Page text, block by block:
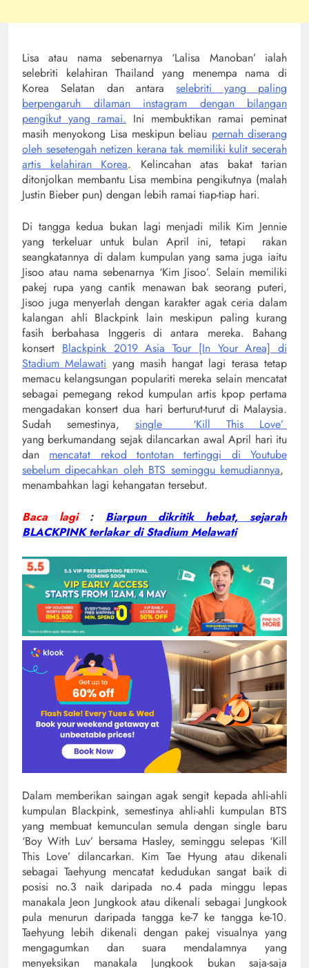
Lisa atau nama sebenarnya ‘Lalisa Manoban’ ialah
selebriti kelahiran Thailand yang menempa nama di
Korea Selatan dan antaraselebriti yang paling
berpengaruh dilaman instagram dengan bilangan
pengikut yang ramai. Ini membuktikan ramai peminat
masih menyokong Lisa meskipun beliau pernah diserang
oleh sesetengah netizen kerana tak memiliki kulit secerah
artis kelahiran Korea. Kelincahan atas bakat tarian
ditonjolkan membantu Lisa membina pengikutnya (malah
Justin Bieber pun) dengan lebih ramai tiap-tiap hari.
Di tangga kedua bukan lagi menjadi milik Kim Jennie
yang terkeluar untuk bulan April ini, tetapi rakan
seangkatannya di dalam kumpulan yang sama juga iaitu
Jisoo atau nama sebenarnya ‘Kim Jisoo’. Selain memiliki
pakej rupa yang cantik menawan bak seorang puteri,
Jisoo juga menyerlah dengan karakter agak ceria dalam
kalangan ahli Blackpink lain meskipun paling kurang
fasih berbahasa Inggeris di antara mereka. Bahang
konsert Blackpink 2019 Asia Tour [In Your Area] di
Stadium Melawati yang masih hangat lagi terasa tetap
memacu kelangsungan populariti mereka selain mencatat
sebagai pemegang rekod kumpulan artis kpop pertama
mengadakan konsert dua hari berturut-turut di Malaysia.
Sudah semestinya, single ‘Kill This Love’
yang berkumandang sejak dilancarkan awal April hari itu
dan mencatat rekod tontotan tertinggi di Youtube
sebelum dipecahkan oleh BTS seminggu kemudiannya,
menambahkan lagi kehangatan tersebut.
Baca lagi: Biarpun dikritik hebat, sejarah
BLACKPINK terlakar di Stadium Melawati
Dalam memberikan saingan agak sengit kepada ahli-ahli
kumpulan Blackpink, semestinya ahli-ahli kumpulan BTS
yang membuat kemunculan semula dengan single baru
‘Boy With Luv’ bersama Hasley, seminggu selepas ‘Kill
This Love’ dilancarkan. Kim Tae Hyung atau dikenali
sebagai Taehyung mencatat kedudukan sangat baik di
posisi no.3 naik daripada no.4 pada minggu lepas
manakala Jeon Jungkook atau dikenali sebagai Jungkook
pula menurun daripada tangga ke-7 ke tangga ke-10.
Taehyung lebih dikenali dengan pakej visualnya yang
mengagumkan dan suara mendalamnya yang
menyeksikan manakala Jungkook bukan saja-saja